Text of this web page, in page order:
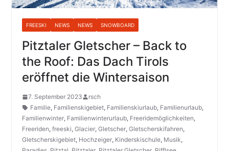
FREESKI NEWS NEWS SNOWBOARD
Pitztaler Gletscher – Back to
the Roof: Das Dach Tirols
eröffnet die Wintersaison
7. September 2023
rsch
Familie, Familienskigebiet, Familienskiurlaub, Familienurlaub,
Familienwinter, Familienwinterurlaub, Freeridemöglichkeiten,
Freeriden, freeski, Glacier, Gletscher, Gletscherskifahren,
Gletscherskigebiet, Hochzeiger, Kinderskischule, Musik,